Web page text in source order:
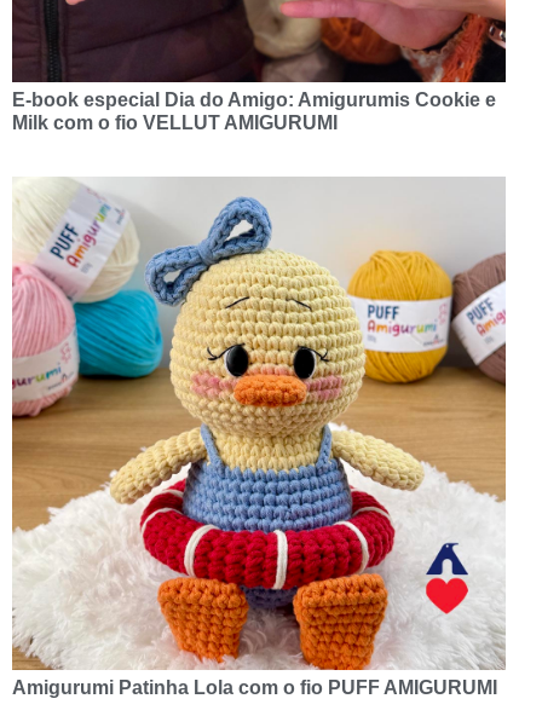
E-book especial Dia do Amigo: Amigurumis Cookie e
Milk com o fio VELLUT AMIGURUMI
Amigurumi Patinha Lola com o fio PUFF AMIGURUMI